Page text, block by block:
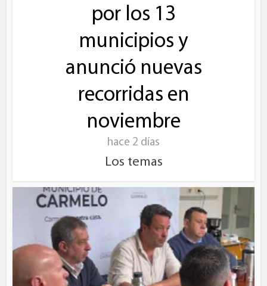
por los 13
municipios y
anunció nuevas
recorridas en
noviembre
hace 2 días
Los temas